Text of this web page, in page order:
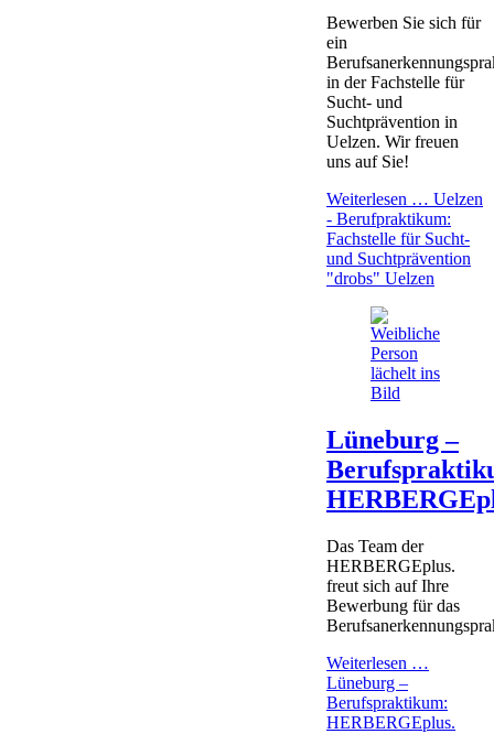
Bewerben Sie sich für
ein
in der Fachstelle für
Sucht- und
Suchtprävention in
Uelzen. Wir freuen
uns auf Sie!
Weiterlesen … Uelzen
- Berufpraktikum:
Fachstelle für Sucht-
und Suchtprävention
"drobs" Uelzen
Lüneburg –
Das Team der
HERBERGEplus.
freut sich auf Ihre
Bewerbung für das
Weiterlesen …
Lüneburg –
Berufspraktikum:
HERBERGEplus.